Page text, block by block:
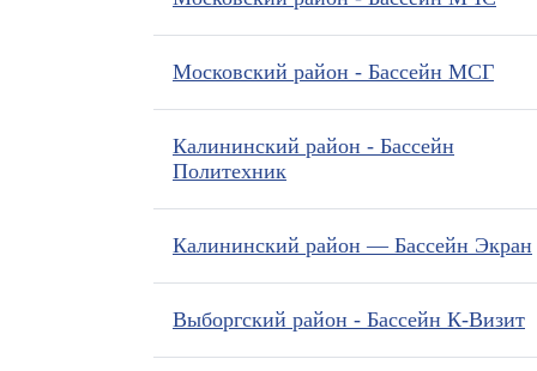
Московский район - Бассейн МСГ
Калининский район - Бассейн
Политехник
Калининский район — Бассейн Экран
Выборгский район - Бассейн К-Визит